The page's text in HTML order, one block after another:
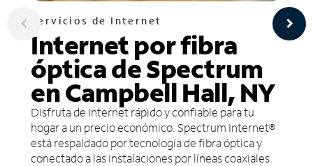
Servicios de Internet
Internet por fibra
óptica de Spectrum
en Campbell Hall, NY
Disfruta de Internet rápido y confiable para tu
hogar a un precio económico. Spectrum Internet®
está respaldado por tecnología de fibra óptica y
conectado a las instalaciones por líneas coaxiales.